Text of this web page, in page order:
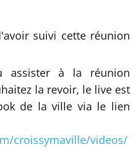
suivi cette réunion
assister à la réunion
la revoir, le live est
de la ville via le lien
croissymaville/videos/